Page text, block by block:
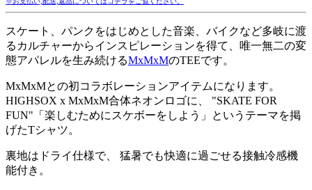
スケート、パンクをはじめとした音楽、バイクなど多岐に渡
るカルチャーからインスピレーションを得て、唯一無二の変
態アパレルを生み続けるMxMxMのTEEです。
MxMxMとの初コラボレーションアイテムになります。
HIGHSOX x MxMxM合体ネオンロゴに、 "SKATE FOR
FUN"「楽しむためにスケボーをしよう」というテーマを掲
げたTシャツ。
裏地はドライ仕様で、 猛暑でも快適に過ごせる接触冷感機
能付き。